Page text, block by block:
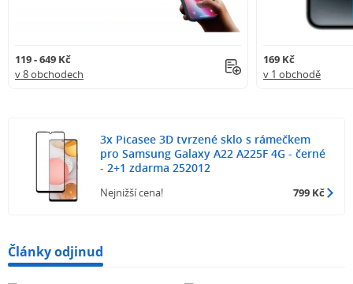
119 - 649 Kč
v 8 obchodech
169 Kč
v 1 obchodě
3x Picasee 3D tvrzené sklo s rámečkem
pro Samsung Galaxy A22 A225F 4G - černé
- 2+1 zdarma 252012
Nejnižší cena! 799 Kč
Články odjinud